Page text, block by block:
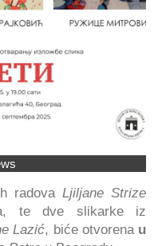
radova Ljiljane Strize
te dve slikarke iz
Lazić, biće otvorenau